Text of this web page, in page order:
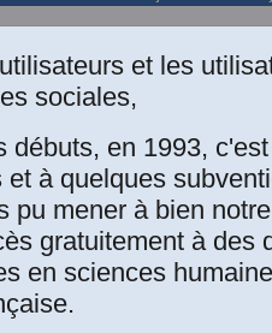
et les
sociales,
débuts, en 1993,
et à quelques
pu mener à bien
gratuitement à des
en sciences